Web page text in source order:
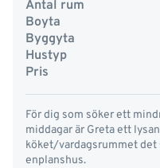
Antal rum
Boyta
Byggyta
Hustyp
Pris
För dig som söker ett
middagar är Greta ett
köket/vardagsrummet det
enplanshus.